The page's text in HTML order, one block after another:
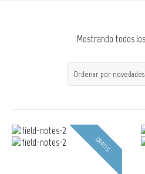
Mostrando todos
GRATIS